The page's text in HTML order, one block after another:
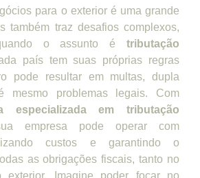
para o exterior é uma grande
também traz desafios complexos,
o assunto é tributação
país tem suas próprias regras
pode resultar em multas, dupla
mesmo problemas legais. Com
especializada em tributação
empresa pode operar com
custos e garantindo o
as obrigações fiscais, tanto no
exterior. Imagine poder focar no